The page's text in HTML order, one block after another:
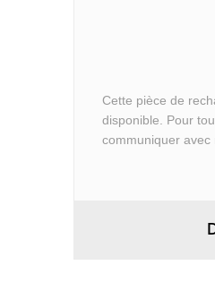
Cette pièce de
disponible. Pour
communiquer avec